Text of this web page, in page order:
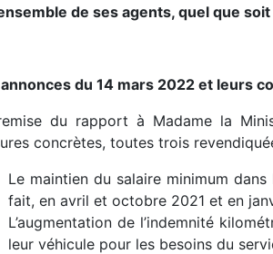
de ses agents, quel que
du 14 mars 2022 et leurs
du rapport à Madame la
concrètes, toutes trois
Le maintien du salaire minimum
fait, en avril et octobre 2021 et en
L’augmentation de l’indemnité
leur véhicule pour les besoins du